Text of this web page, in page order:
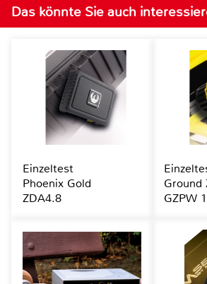
Das könnte Sie auch
Einzeltest
Phoenix Gold
ZDA4.8
Ground
GZPW